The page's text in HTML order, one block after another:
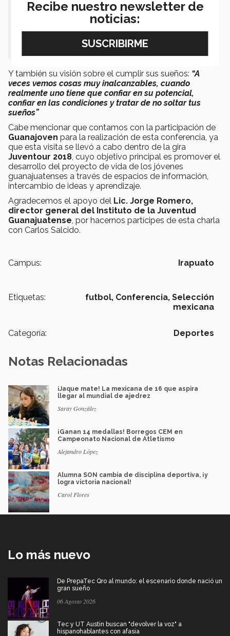
parecido perseguir una carrera en el
futbol: disciplina, descansos,
organizarte”
Y también su visión sobre el cumplir sus sueños: “A
veces vemos cosas muy inalcanzables, cuando
realmente uno tiene que confiar en su potencial,
confiar en las condiciones y tratar de no soltar tus
sueños”
Cabe mencionar que contamos con la participación de
Guanajoven para la realización de esta conferencia, ya
que esta visita se llevó a cabo dentro de la gira
Juventour 2018, cuyo objetivo principal es promover el
desarrollo del proyecto de vida de los jóvenes
guanajuatenses a través de espacios de información,
intercambio de ideas y aprendizaje.
Agradecemos el apoyo del Lic. Jorge Romero,
director general del Instituto de la Juventud
Guanajuatense, por hacernos partícipes de esta charla
con Carlos Salcido.
Campus: Irapuato
Etiquetas: futbol, Conferencia, Selección
mexicana
Categoría: Deportes
Notas Relacionadas
¡Jaque mate! La mexicana de 16 que aspira
llegar al mundial de ajedrez
Saray González
¡Ganan 14 medallas! Borregos CEM en
Campeonato Nacional de Atletismo
Alejandro López
Alumna SON cambia de disciplina deportiva, ¡y
logra victoria nacional!
Carol Flores
Lo más nuevo
De PrepaTec Qro al mundo: el escenario donde nació un
gran sueño
06 Agosto 2026
Tec y UT Austin buscan "devolver la voz" a
hispanohablantes con afasia
Recibe nuestro newsletter de
noticias: